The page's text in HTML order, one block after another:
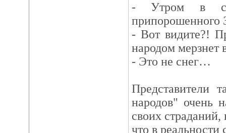
- Утром в
припорошенного
- Вот видите?!
народом мерзнет
- Это не снег…
Представители
народов" очень
своих
что в реальности